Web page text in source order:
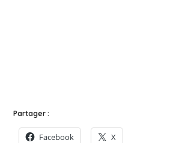
Partager :
Facebook X